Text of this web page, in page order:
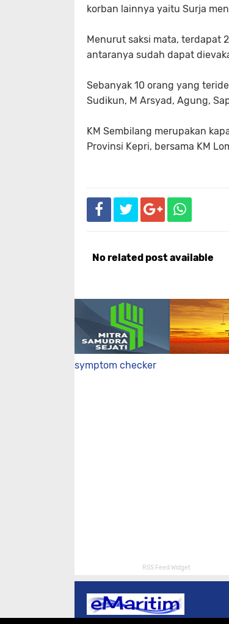
korban lainnya yaitu Surja
Menurut saksi mata, terdapat
antaranya sudah dapat
Sebanyak 10 orang yang
Sudikun, M Arsyad, Agung,
KM Sembilang merupakan
Provinsi Kepri, bersama KM
No related post available
symptom checker
RSS Feed Widget